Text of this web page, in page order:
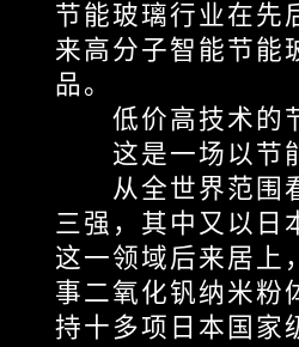
节能玻璃行业在先
来高分子智能节能
品。
低价高技术的
这是一场以节
从全世界范围看
三强，其中又以日
这一领域后来居上
事二氧化钒纳米粉
持十多项日本国家